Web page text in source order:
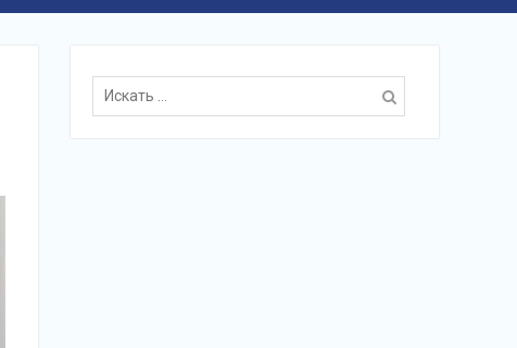
Поиск
для: